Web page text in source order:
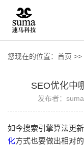
您现在的位置： 首页 >>
SEO优化中
发布者：suma
如今搜索引擎算法更
化方式也要做出相对